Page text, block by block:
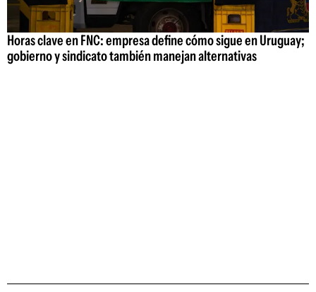
Horas clave en FNC: empresa define cómo sigue en Uruguay;
gobierno y sindicato también manejan alternativas